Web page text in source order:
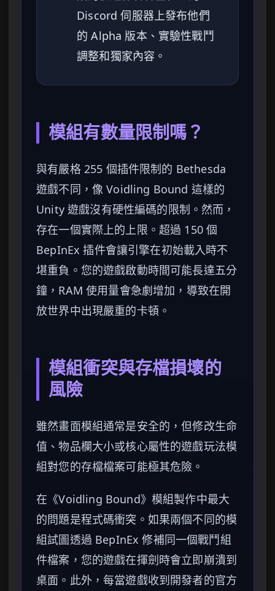
Discord 伺服器上發布他們
的 Alpha 版本、實驗性戰鬥
調整和獨家內容。
模組有數量限制嗎？
與有嚴格 255 個插件限制的 Bethesda
遊戲不同，像 Voidling Bound 這樣的
Unity 遊戲沒有硬性編碼的限制。然而，
存在一個實際上的上限。超過 150 個
BepInEx 插件會讓引擎在初始載入時不
堪重負。您的遊戲啟動時間可能長達五分
鐘，RAM 使用量會急劇增加，導致在開
放世界中出現嚴重的卡頓。
模組衝突與存檔損壞的
風險
雖然畫面模組通常是安全的，但修改生命
值、物品欄大小或核心屬性的遊戲玩法模
組對您的存檔檔案可能極其危險。
在《Voidling Bound》模組製作中最大
的問題是程式碼衝突。如果兩個不同的模
組試圖透過 BepInEx 修補同一個戰鬥組
件檔案，您的遊戲在揮劍時會立即崩潰到
桌面。此外，每當遊戲收到開發者的官方